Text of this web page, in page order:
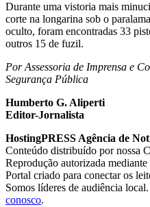
Durante uma vistoria mais
corte na longarina sob o
oculto, foram encontradas 33
outros 15 de fuzil.
Por Assessoria de Imprensa e
Segurança Pública
Humberto G. Aliperti
Editor-Jornalista
HostingPRESS Agência de
Conteúdo distribuído por nossa
Reprodução autorizada
Portal criado para conectar os
Somos líderes de audiência
conosco.